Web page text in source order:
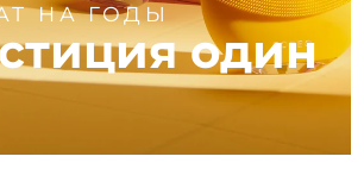
НА ГОДЫ
один